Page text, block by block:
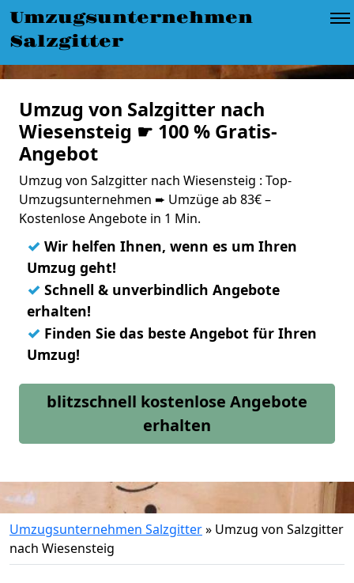
Umzugsunternehmen
Salzgitter
Umzug von Salzgitter nach
Wiesensteig ☛ 100 % Gratis-
Angebot
Umzug von Salzgitter nach Wiesensteig : Top-
Umzugsunternehmen ➨ Umzüge ab 83€ –
Kostenlose Angebote in 1 Min.
✓ Wir helfen Ihnen, wenn es um Ihren
Umzug geht!
✓ Schnell & unverbindlich Angebote
erhalten!
✓ Finden Sie das beste Angebot für Ihren
Umzug!
blitzschnell kostenlose Angebote
erhalten
Umzugsunternehmen Salzgitter» Umzug von Salzgitter
nach Wiesensteig